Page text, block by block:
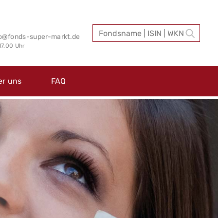
super-markt.de
Uhr
uns FAQ